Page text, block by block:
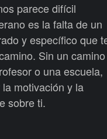
parece difícil
es la falta de un
y específico que
Sin un camino
o una escuela,
motivación y la
sobre ti.